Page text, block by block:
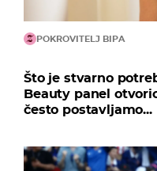
POKROVITELJ BIPA
Što je stvarno
Beauty panel
često postavljamo...